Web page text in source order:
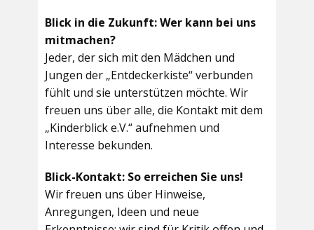
Blick in die Zukunft: Wer kann bei uns
mitmachen?
Jeder, der sich mit den Mädchen und
Jungen der „Entdeckerkiste“ verbunden
fühlt und sie unterstützen möchte. Wir
freuen uns über alle, die Kontakt mit dem
„Kinderblick e.V.“ aufnehmen und
Interesse bekunden.
Blick-Kontakt: So erreichen Sie uns!
Wir freuen uns über Hinweise,
Anregungen, Ideen und neue